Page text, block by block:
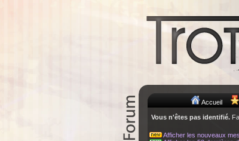
Accueil
Vous n'êtes pas identifié.
Afficher les nouveaux